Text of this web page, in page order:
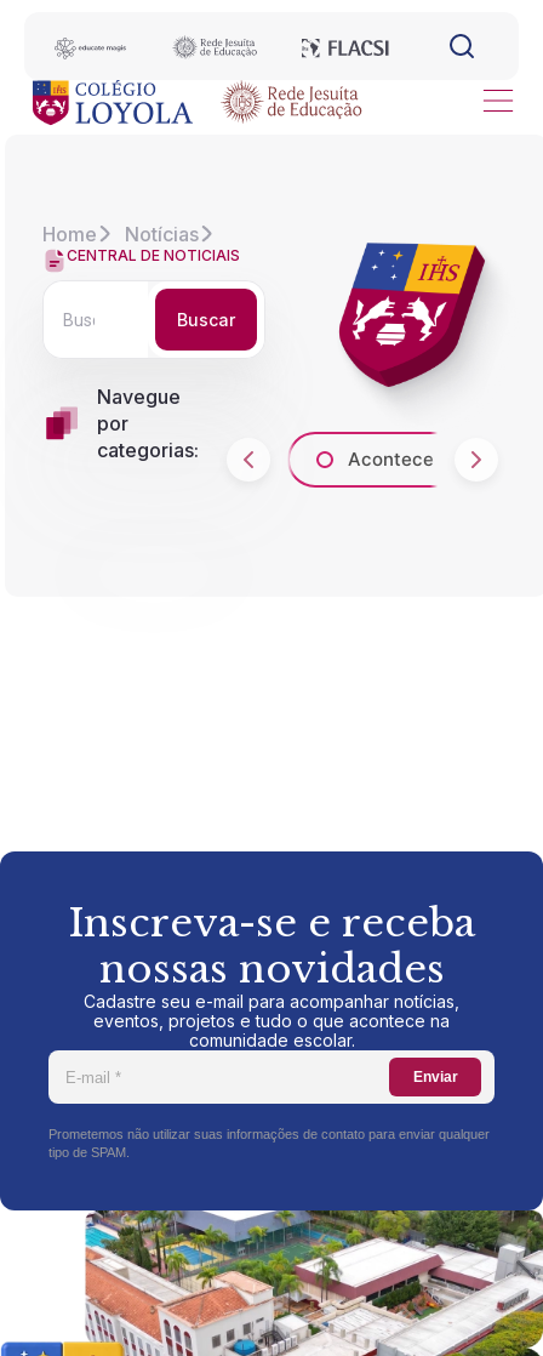
Home Notícias
CENTRAL DE NOTICIAIS
Buscar
Navegue
por
categorias:
Acontece
Inscreva-se e receba
nossas novidades
Cadastre seu e-mail para acompanhar notícias,
eventos, projetos e tudo o que acontece na
comunidade escolar.
Enviar
Prometemos não utilizar suas informações de contato para enviar qualquer
tipo de SPAM.